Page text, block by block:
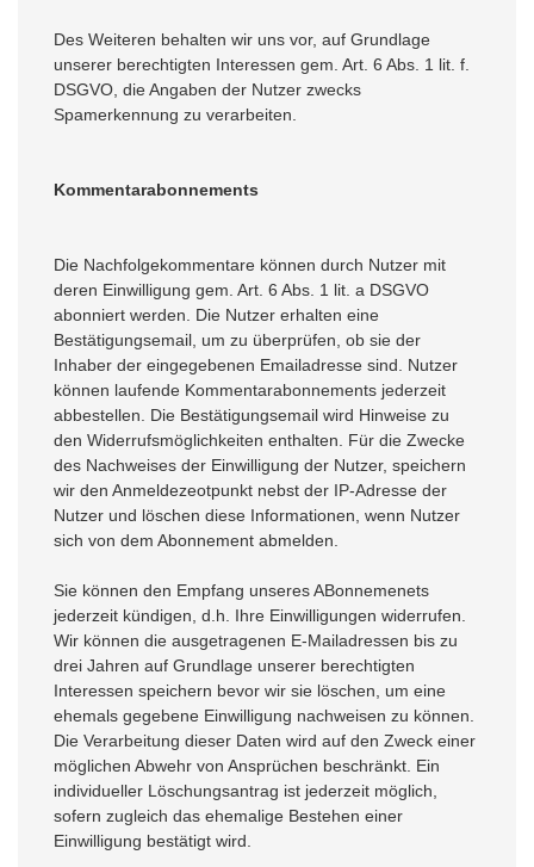
Des Weiteren behalten wir uns vor, auf Grundlage
unserer berechtigten Interessen gem. Art. 6 Abs. 1 lit. f.
DSGVO, die Angaben der Nutzer zwecks
Spamerkennung zu verarbeiten.
Kommentarabonnements
Die Nachfolgekommentare können durch Nutzer mit
deren Einwilligung gem. Art. 6 Abs. 1 lit. a DSGVO
abonniert werden. Die Nutzer erhalten eine
Bestätigungsemail, um zu überprüfen, ob sie der
Inhaber der eingegebenen Emailadresse sind. Nutzer
können laufende Kommentarabonnements jederzeit
abbestellen. Die Bestätigungsemail wird Hinweise zu
den Widerrufsmöglichkeiten enthalten. Für die Zwecke
des Nachweises der Einwilligung der Nutzer, speichern
wir den Anmeldezeotpunkt nebst der IP-Adresse der
Nutzer und löschen diese Informationen, wenn Nutzer
sich von dem Abonnement abmelden.
Sie können den Empfang unseres ABonnemenets
jederzeit kündigen, d.h. Ihre Einwilligungen widerrufen.
Wir können die ausgetragenen E-Mailadressen bis zu
drei Jahren auf Grundlage unserer berechtigten
Interessen speichern bevor wir sie löschen, um eine
ehemals gegebene Einwilligung nachweisen zu können.
Die Verarbeitung dieser Daten wird auf den Zweck einer
möglichen Abwehr von Ansprüchen beschränkt. Ein
individueller Löschungsantrag ist jederzeit möglich,
sofern zugleich das ehemalige Bestehen einer
Einwilligung bestätigt wird.